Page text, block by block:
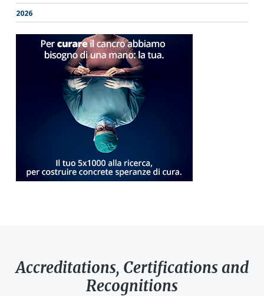
2026
Accreditations, Certifications and
Recognitions